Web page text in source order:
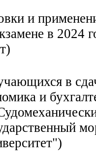
и
в 2024
в
и